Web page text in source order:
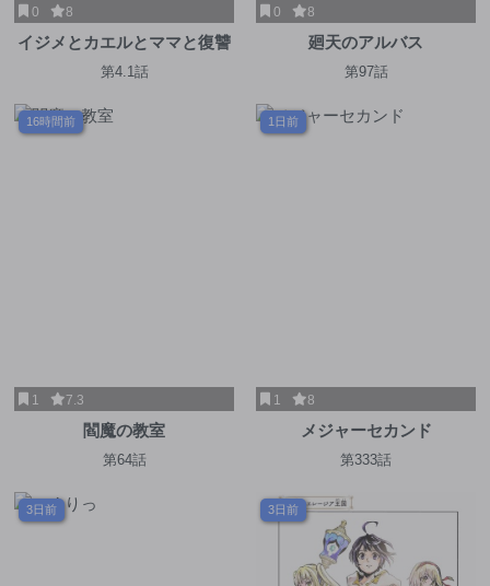
0 8
イジメとカエルとママと復讐
第4.1話
0 8
廻天のアルバス
第97話
16時間前
1 7.3
閻魔の教室
第64話
1日前
1 8
メジャーセカンド
第333話
3日前 3日前